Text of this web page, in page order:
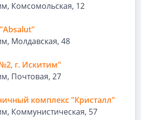
Комсомольская, 12
Молдавская, 48
г. Искитим"
Почтовая, 27
комплекс "Кристалл"
Коммунистическая, 57